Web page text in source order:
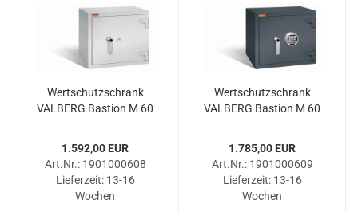
Wert­schutz­schrank
VAL­BERG Bas­ti­on M 60
1.592,00 EUR
Art.Nr.: 1901000608
Lieferzeit: 13-16
Wochen
Wert­schutz­schrank
VAL­BERG Bas­ti­on M 60
1.785,00 EUR
Art.Nr.: 1901000609
Lieferzeit: 13-16
Wochen